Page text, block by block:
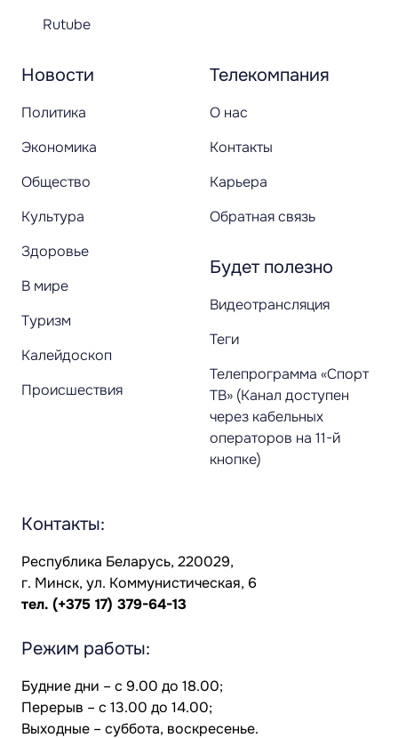
Новости
Политика
Экономика
Общество
Культура
Здоровье
В мире
Туризм
Калейдоскоп
Происшествия
Телекомпания
О нас
Контакты
Карьера
Обратная связь
Будет полезно
Видеотрансляция
Теги
Телепрограмма «Спорт
ТВ» (Канал доступен
через кабельных
операторов на 11-й
кнопке)
Rutube
Контакты:
Республика Беларусь, 220029,
г. Минск, ул. Коммунистическая, 6
тел. (+375 17) 379-64-13
Режим работы:
Будние дни – с 9.00 до 18.00;
Перерыв – с 13.00 до 14.00;
Выходные – суббота, воскресенье.